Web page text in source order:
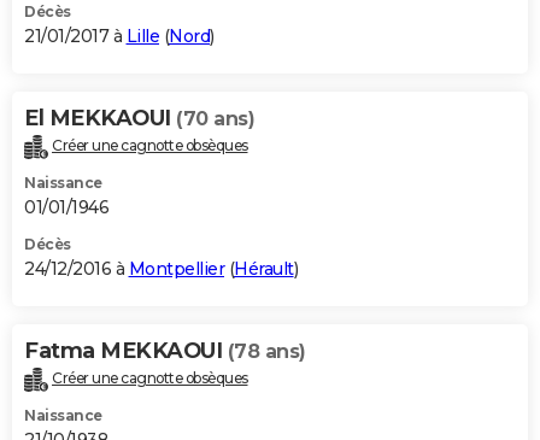
Décès
21/01/2017 à Lille (Nord)
El MEKKAOUI (70 ans)
Créer une cagnotte obsèques
Naissance
01/01/1946
Décès
24/12/2016 à Montpellier(Hérault)
Fatma MEKKAOUI (78 ans)
Créer une cagnotte obsèques
Naissance